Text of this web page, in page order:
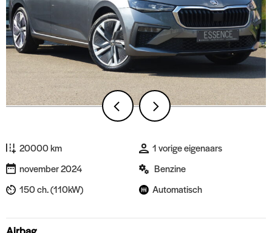
20000 km
1 vorige eigenaars
november 2024
Benzine
150 ch. (110kW)
Automatisch